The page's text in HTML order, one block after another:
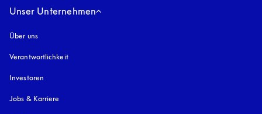
Unser Unternehmen
Über uns
Verantwortlichkeit
Investoren
Jobs & Karriere